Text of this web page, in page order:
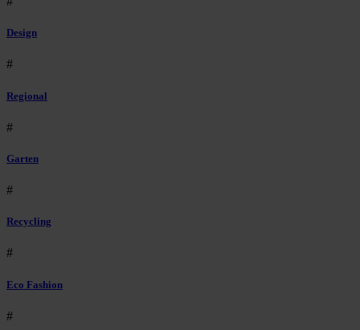
Design
#
Regional
#
Garten
#
Recycling
#
Eco Fashion
#